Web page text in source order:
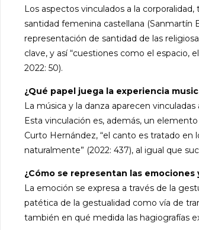
Los aspectos vinculados a la
santidad femenina castellana (Sanmartín
representación de santidad de las
clave, y así “cuestiones como el espacio,
2022: 50).
¿Qué papel juega la experiencia
La música y la danza aparecen
Esta vinculación es, además, un
Curto Hernández, “el canto es tratado
naturalmente” (2022: 437), al igual que
¿Cómo se representan las
La emoción se expresa a través de la
patética de la gestualidad como vía de
también en qué medida las hagiografías